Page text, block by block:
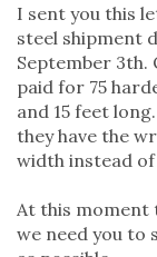
I sent you this
steel shipment
September 3th.
paid for 75
and 15 feet
they have the
width instead of
At this moment
we need you to